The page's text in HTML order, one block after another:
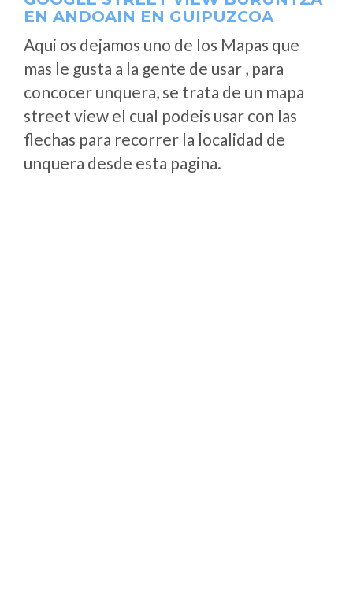
EN ANDOAIN EN GUIPUZCOA
Aqui os dejamos uno de los Mapas que
mas le gusta a la gente de usar , para
concocer unquera, se trata de un mapa
street view el cual podeis usar con las
flechas para recorrer la localidad de
unquera desde esta pagina.